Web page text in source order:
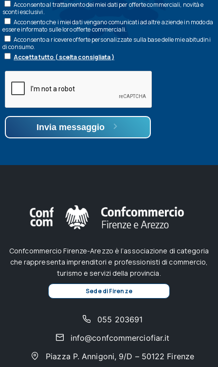
Acconsento al trattamento dei miei dati per offerte commerciali, novità e
sconti esclusivi.
Acconsento che i miei dati vengano comunicati ad altre aziende in modo da
essere informato sulle loro offerte commerciali.
Acconsento a ricevere offerte personalizzate sulla base delle mie abitudini
di consumo.
Accetta tutto ( scelta consigliata )
Invia messaggio
Confcommercio Firenze-Arezzo è l’associazione di categoria
che rappresenta imprenditori e professionisti di commercio,
turismo e servizi della provincia.
Sede di Firenze
055 203691
info@confcommerciofiar.it
Piazza P. Annigoni, 9/D – 50122 Firenze